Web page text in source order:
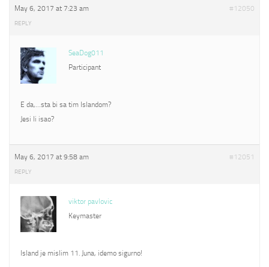
May 6, 2017 at 7:23 am #12050
REPLY
SeaDog011
Participant
E da,…sta bi sa tim Islandom?
Jesi li isao?
May 6, 2017 at 9:58 am #12051
REPLY
viktor pavlovic
Keymaster
Island je mislim 11. Juna, idemo sigurno!